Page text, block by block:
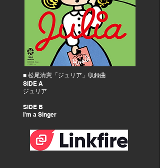
■ 松尾清憲「ジュリア」収録曲
SIDE A
ジュリア
SIDE B
I'm a Singer